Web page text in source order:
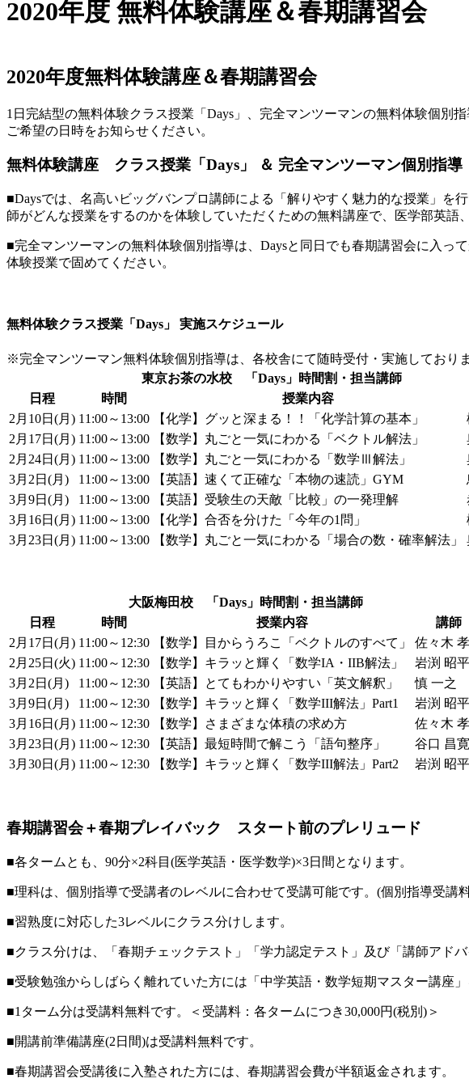
容
キ
ッ
2020年度 無料体験講座＆春期講習会
2020年度無料体験講座＆春期講習会
1日完結型の無料体験クラス授業「Days」、完全マンツーマンの無料体験個別
ご希望の日時をお知らせください。
無料体験講座 クラス授業「Days」 ＆ 完全マンツーマン個別指導
■Daysでは、 名高いビッグバンプロ講師による「解りやすく魅力的な授業」を行
師がどんな授業をするのかを体験していただくための無料講座で、医学部英
■完全マンツーマンの無料体験個別指導は、Daysと同日でも春期講習会に入って
体験授業で固めてください。
無料体験クラス授業「Days」 実施スケジュール
※完全マンツーマン無料体験個別指導は、各校舎にて随時受付・実施しており
東京お茶の水校 「Days」時間割・担当講師
日程
時間​ 授業内容
2月10日(月) 11:00～13:00 【化学】グッと深まる！！「化学計算の基本」
2月17日(月) 11:00～13:00 【数学】丸ごと一気にわかる「ベクトル解法」
2月24日(月) 11:00～13:00 【数学】丸ごと一気にわかる「数学Ⅲ解法」
3月2日(月)
11:00～13:00 【英語】速くて正確な「本物の速読」GYM
3月9日(月)​
11:00～13:00 【英語】受験生の天敵「比較」の一発理解
3月16日(月)​ 11:00～13:00 【化学】合否を分けた「今年の1問」
3月23日(月)​ 11:00～13:00 【数学】丸ごと一気にわかる「場合の数・確率解法」
大阪梅田校 「Days」時間割・担当講師
日程
時間​ 授業内容
講師
2月17日(月) 11:00～12:30 【数学】目からうろこ「ベクトルのすべて」
佐々木
2月25日(火) 11:00～12:30 【数学】キラッと輝く「数学IA・IIB解法」
岩渕 昭平
3月2日(月)
11:00～12:30 【英語】とてもわかりやすい「英文解釈」
慎 一之
3月9日(月)​
11:00～12:30 【数学】キラッと輝く「数学III解法」Part1
岩渕 昭平
3月16日(月)​ 11:00～12:30 【数学】さまざまな体積の求め方
佐々木
3月23日(月)​ 11:00～12:30 【英語】最短時間で解こう「語句整序」
谷口 昌寛
3月30日(月)​ 11:00～12:30 【数学】キラッと輝く「数学III解法」Part2 岩渕 昭平
春期講習会＋春期プレイバック スタート前のプレリュード​
■各タームとも、90分×2科目(医学英語・医学数学)×3日間となります。
■理科は、個別指導で受講者のレベルに合わせて受講可能です。(個別指導受講
■習熟度に対応した3レベルにクラス分けします。​
■クラス分けは、「春期チェックテスト」「学力認定テスト」及び「講師アドバ
■受験勉強からしばらく離れていた方には「中学英語・数学短期マスター講座」
■1ターム分は受講料無料です。 ＜受講料：各タームにつき30,000円(税別)＞​
■開講前準備講座(2日間)は受講料無料です。
■春期講習会受講後に入塾された方には、春期講習会費が半額返金されます。